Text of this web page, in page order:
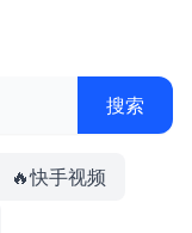
🔥快手视频